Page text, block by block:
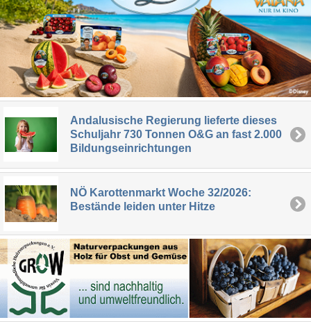
Andalusische Regierung lieferte dieses
Schuljahr 730 Tonnen O&G an fast 2.000
Bildungseinrichtungen
NÖ Karottenmarkt Woche 32/2026:
Bestände leiden unter Hitze